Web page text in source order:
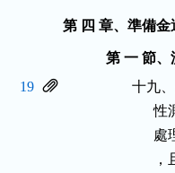
第 四 章、準備金
第 一 節、
19
十九